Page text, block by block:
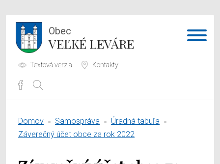
Obec
VEĽKÉ LEVÁRE
Textová verzia Kontakty
Samospráva
Domov Samospráva
Úradná tabuľa
Záverečný účet obce za rok 2022